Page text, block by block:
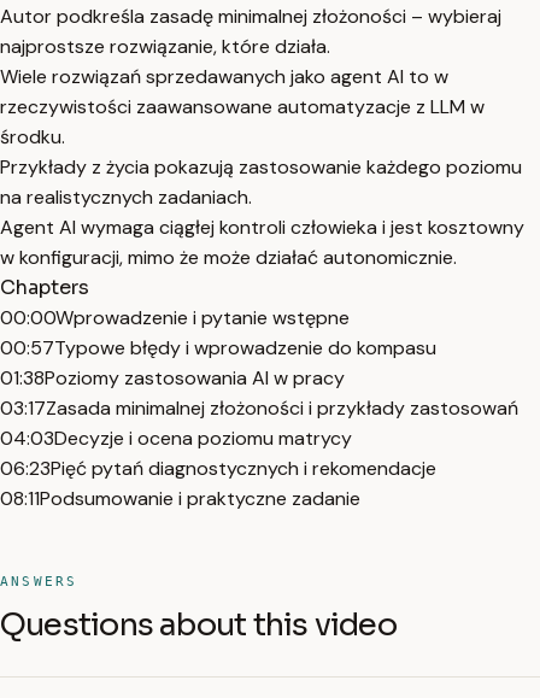
Autor podkreśla zasadę minimalnej złożoności – wybieraj
najprostsze rozwiązanie, które działa.
Wiele rozwiązań sprzedawanych jako agent AI to w
rzeczywistości zaawansowane automatyzacje z LLM w
środku.
Przykłady z życia pokazują zastosowanie każdego poziomu
na realistycznych zadaniach.
Agent AI wymaga ciągłej kontroli człowieka i jest kosztowny
w konfiguracji, mimo że może działać autonomicznie.
Chapters
00:00Wprowadzenie i pytanie wstępne
00:57Typowe błędy i wprowadzenie do kompasu
01:38Poziomy zastosowania AI w pracy
03:17Zasada minimalnej złożoności i przykłady zastosowań
04:03Decyzje i ocena poziomu matrycy
06:23Pięć pytań diagnostycznych i rekomendacje
08:11Podsumowanie i praktyczne zadanie
ANSWERS
Questions about this video